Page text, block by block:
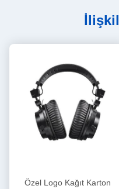
Özel Logo Kağıt Karton